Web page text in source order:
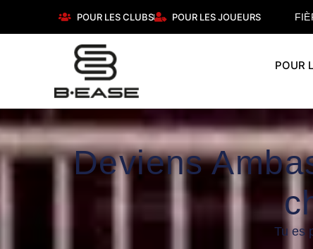
POUR LES CLUBS POUR LES JOUEURS
POUR
Deviens
Tu es